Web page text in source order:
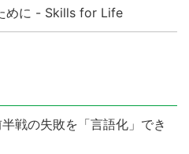
めに - Skills for Life
戦の失敗を「言語化」でき